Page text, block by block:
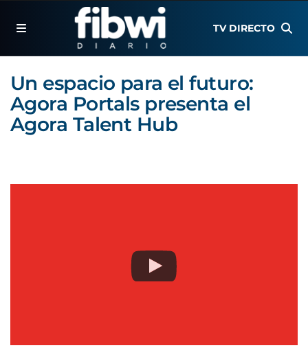
TV DIRECTO
Un espacio para el futuro:
Agora Portals presenta el
Agora Talent Hub